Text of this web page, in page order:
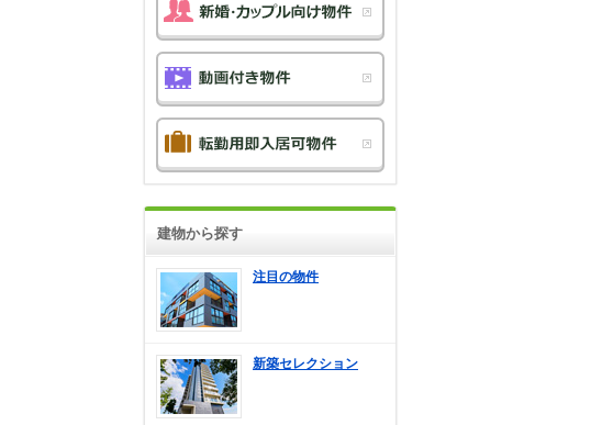
建物から探す
注目の物件
新築セレクション